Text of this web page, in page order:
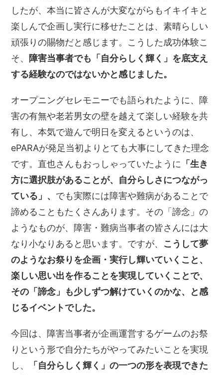
したが、本当に皆さんが大変ながらもイキイキと
楽しんで企画し実行に移せたことは、素晴らしい
頑張りの賜物だと感じます。こうした成功体験こ
そ、 障害当事者でも「自分らしく輝く」を底支え
する経験なのではないかと感じました。
オープニングセレモニーでも語られたように、障
害の有無や老若男女の壁を越えて楽しい経験を共
有し、本気で遊んで明日を変えるというのは、
ePARAが発足当初よりとても大事にしてきた理念
です。直也さんもおっしゃっていたように 「生き
方に選択肢があることが、自分らしさにつながっ
ている」、 でも実際には障害や難病があることで
諦めることもたくさんあります。その「諦念」の
ようなものが、障害・難病当事者の皆さんには大
なり小なりあると思います。ですが、 こうして夢
のようなお祭りを企画・実行し輝いていくこと、
楽しい思い出を作ることを実現していくことで、
その「諦念」も少しずつ解けていくのかな、と感
じるイベントでした。
今回は、障害当事者が企画運営するゲームのお祭
りという形で自分たちがやってみたいことを実現
し、
「自分らしく輝く」の一つの形を表現できた